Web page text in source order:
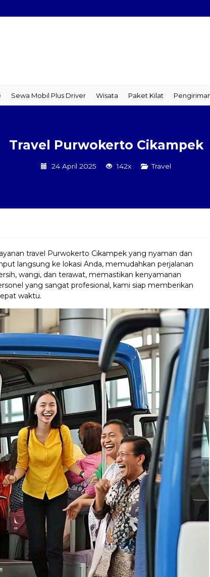
Mobil Plus Driver Wisata Paket Kilat Pengiriman Barang
Travel Purwokerto Cikampek
24 April 2025 142x Travel
travel Purwokerto Cikampek yang nyaman dan
langsung ke lokasi Anda, memudahkan perjalanan
wangi, dan terawat, memastikan kenyamanan
yang sangat profesional, kami siap memberikan
waktu.